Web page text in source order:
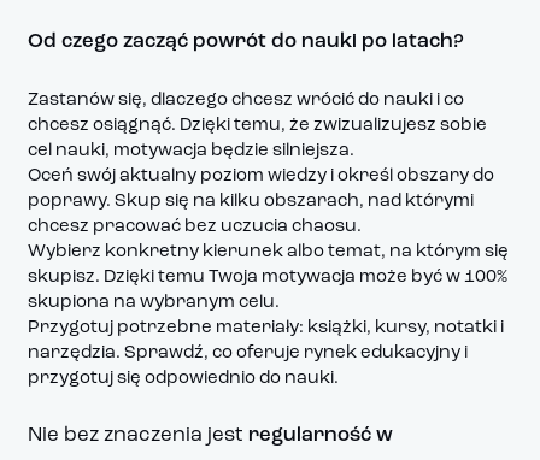
Od czego zacząć powrót do nauki po latach?
Zastanów się, dlaczego chcesz wrócić do nauki i co
chcesz osiągnąć. Dzięki temu, że zwizualizujesz sobie
cel nauki, motywacja będzie silniejsza.
Oceń swój aktualny poziom wiedzy i określ obszary do
poprawy. Skup się na kilku obszarach, nad którymi
chcesz pracować bez uczucia chaosu.
Wybierz konkretny kierunek albo temat, na którym się
skupisz. Dzięki temu Twoja motywacja może być w 100%
skupiona na wybranym celu.
Przygotuj potrzebne materiały: książki, kursy, notatki i
narzędzia. Sprawdź, co oferuje rynek edukacyjny i
przygotuj się odpowiednio do nauki.
Nie bez znaczenia jest regularność w